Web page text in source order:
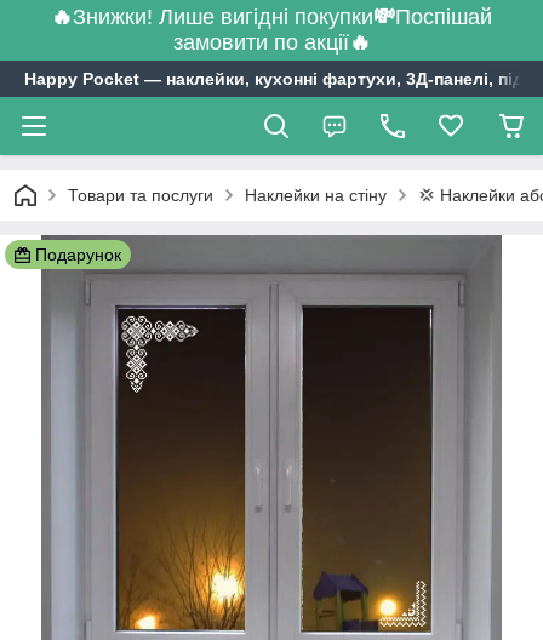
🔥Знижки! Лише вигідні покупки💸Поспішай
замовити по акції🔥
Happy Pocket ― наклейки, кухонні фартухи, 3Д-панелі,
Товари та послуги Наклейки на стіну 💢 Наклейки
Подарунок